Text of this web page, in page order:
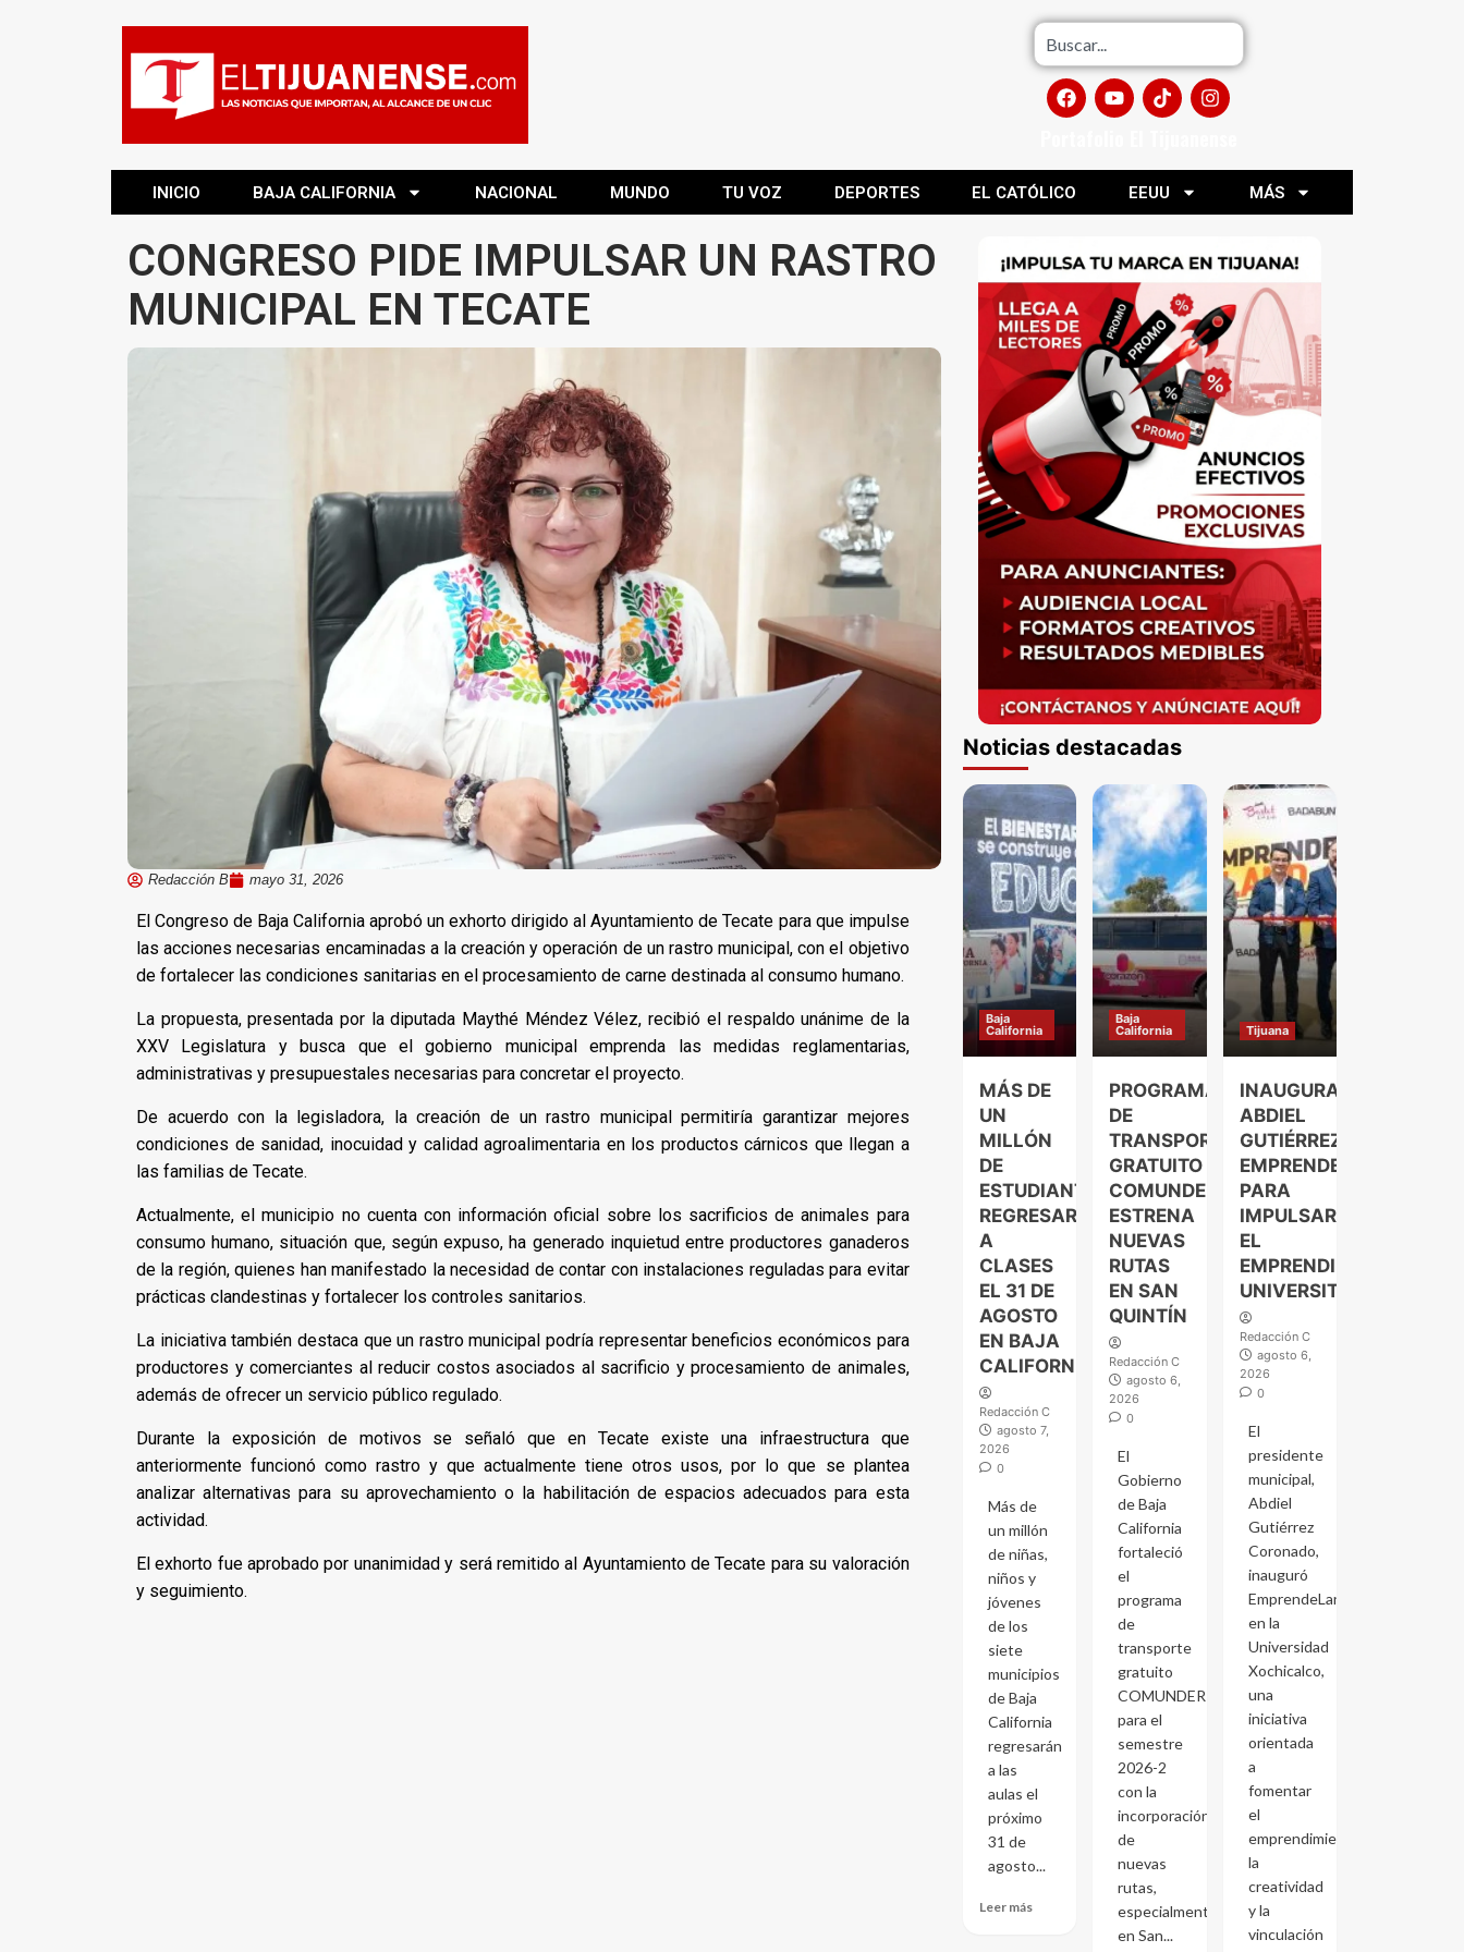
INICIO BAJA CALIFORNIA NACIONAL MUNDO TU VOZ DEPORTES EL CATÓLICO EEUU MÁS
CONGRESO PIDE IMPULSAR UN RASTRO
MUNICIPAL EN TECATE
Redacción B mayo 31, 2026
El Congreso de Baja California aprobó un exhorto dirigido al Ayuntamiento de Tecate para que impulse
las acciones necesarias encaminadas a la creación y operación de un rastro municipal, con el objetivo
de fortalecer las condiciones sanitarias en el procesamiento de carne destinada al consumo humano.
La propuesta, presentada por la diputada Maythé Méndez Vélez, recibió el respaldo unánime de la
XXV Legislatura y busca que el gobierno municipal emprenda las medidas reglamentarias,
administrativas y presupuestales necesarias para concretar el proyecto.
De acuerdo con la legisladora, la creación de un rastro municipal permitiría garantizar mejores
condiciones de sanidad, inocuidad y calidad agroalimentaria en los productos cárnicos que llegan a
las familias de Tecate.
Actualmente, el municipio no cuenta con información oficial sobre los sacrificios de animales para
consumo humano, situación que, según expuso, ha generado inquietud entre productores ganaderos
de la región, quienes han manifestado la necesidad de contar con instalaciones reguladas para evitar
prácticas clandestinas y fortalecer los controles sanitarios.
La iniciativa también destaca que un rastro municipal podría representar beneficios económicos para
productores y comerciantes al reducir costos asociados al sacrificio y procesamiento de animales,
además de ofrecer un servicio público regulado.
Durante la exposición de motivos se señaló que en Tecate existe una infraestructura que
anteriormente funcionó como rastro y que actualmente tiene otros usos, por lo que se plantea
analizar alternativas para su aprovechamiento o la habilitación de espacios adecuados para esta
actividad.
El exhorto fue aprobado por unanimidad y será remitido al Ayuntamiento de Tecate para su valoración
y seguimiento.
Noticias destacadas
Baja
California
MÁS DE
UN
MILLÓN
DE
ESTUDIANTES
REGRESARÁN
A
CLASES
EL 31 DE
AGOSTO
EN BAJA
CALIFORNIA
Redacción C
agosto 7,
2026
0
Más de
un millón
de niñas,
niños y
jóvenes
de los
siete
municipios
de Baja
California
regresarán
a las
aulas el
próximo
31 de
agosto...
Leer más
Baja
California
PROGRAMA
DE
TRANSPORTE
GRATUITO
COMUNDER
ESTRENA
NUEVAS
RUTAS
EN SAN
QUINTÍN
Redacción C
agosto 6,
2026
0
El
Gobierno
de Baja
California
fortaleció
el
programa
de
transporte
gratuito
COMUNDER
para el
semestre
2026-2
con la
incorporación
de
nuevas
rutas,
especialmente
en San...
Tijuana
INAUGURA
ABDIEL
GUTIÉRREZ
EMPRENDELAND
PARA
IMPULSAR
EL
EMPRENDIMIENTO
UNIVERSITARIO
Redacción C
agosto 6,
2026
0
El
presidente
municipal,
Abdiel
Gutiérrez
Coronado,
inauguró
EmprendeLand
en la
Universidad
Xochicalco,
una
iniciativa
orientada
a
fomentar
el
emprendimiento,
la
creatividad
y la
vinculación